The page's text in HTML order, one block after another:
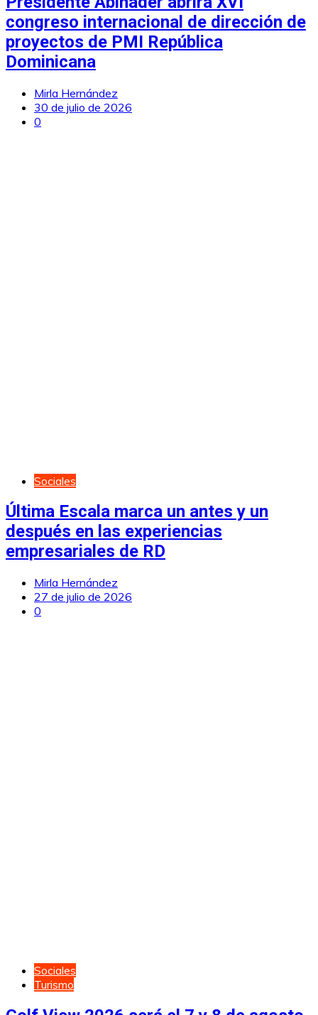
congreso internacional de dirección de
proyectos de PMI República
Dominicana
Mirla Hernández
30 de julio de 2026
0
Sociales
Última Escala marca un antes y un
después en las experiencias
empresariales de RD
Mirla Hernández
27 de julio de 2026
0
Sociales
Turismo